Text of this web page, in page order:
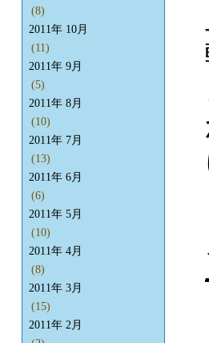
(8)
2011年 10月
(11)
2011年 9月
(5)
2011年 8月
(10)
2011年 7月
(13)
2011年 6月
(6)
2011年 5月
(10)
2011年 4月
(8)
2011年 3月
(15)
2011年 2月